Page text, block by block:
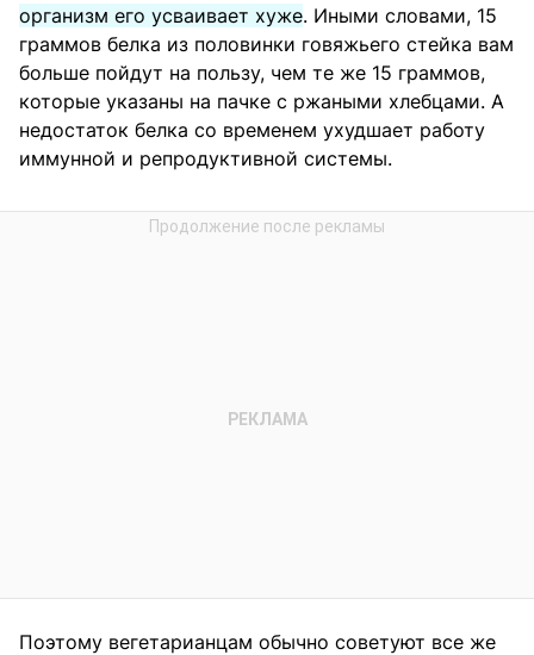
организм его усваивает хуже. Иными словами, 15
граммов белка из половинки говяжьего стейка вам
больше пойдут на пользу, чем те же 15 граммов,
которые указаны на пачке с ржаными хлебцами. А
недостаток белка со временем ухудшает работу
иммунной и репродуктивной системы.
Поэтому вегетарианцам обычно советуют все же